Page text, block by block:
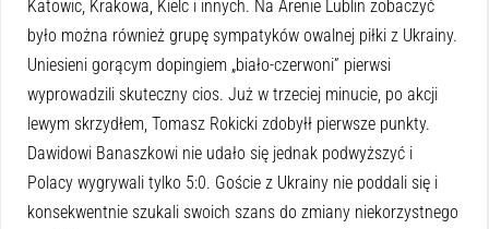
Katowic, Krakowa, Kielc i innych. Na Arenie Lublin zobaczyć
było można również grupę sympatyków owalnej piłki z Ukrainy.
Uniesieni gorącym dopingiem „biało-czerwoni” pierwsi
wyprowadzili skuteczny cios. Już w trzeciej minucie, po akcji
lewym skrzydłem, Tomasz Rokicki zdobyłł pierwsze punkty.
Dawidowi Banaszkowi nie udało się jednak podwyższyć i
Polacy wygrywali tylko 5:0. Goście z Ukrainy nie poddali się i
konsekwentnie szukali swoich szans do zmiany niekorzystnego